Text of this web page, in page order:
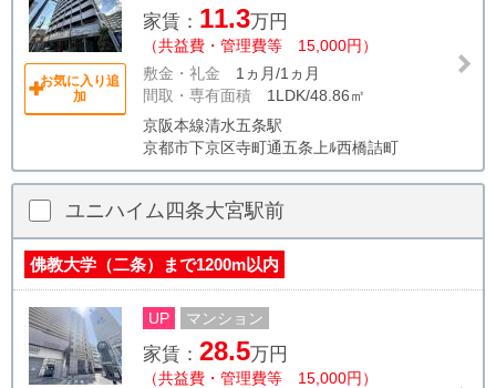
お気に入り追
加
家賃： 11.3万円
（共益費・管理費等 15,000円）
敷金・礼金 1ヵ月/1ヵ月
間取・専有面積 1LDK/48.86㎡
京阪本線清水五条駅
京都市下京区寺町通五条上ﾙ西橋詰町
ユニハイム四条大宮駅前
佛教大学（二条）まで1200m以内
UP マンション
家賃： 28.5万円
（共益費・管理費等 15,000円）